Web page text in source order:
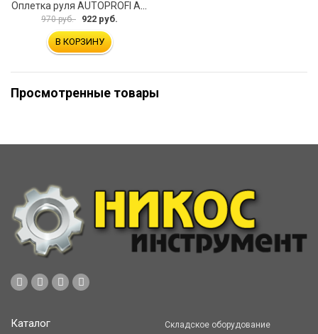
970 руб. 922 руб.
В КОРЗИНУ
Просмотренные товары
Каталог
Складское оборудование